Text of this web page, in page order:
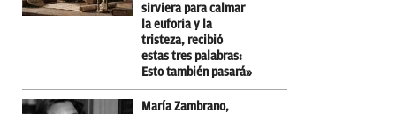
sirviera para calmar
la euforia y la
tristeza, recibió
estas tres palabras:
Esto también pasará»
María Zambrano,